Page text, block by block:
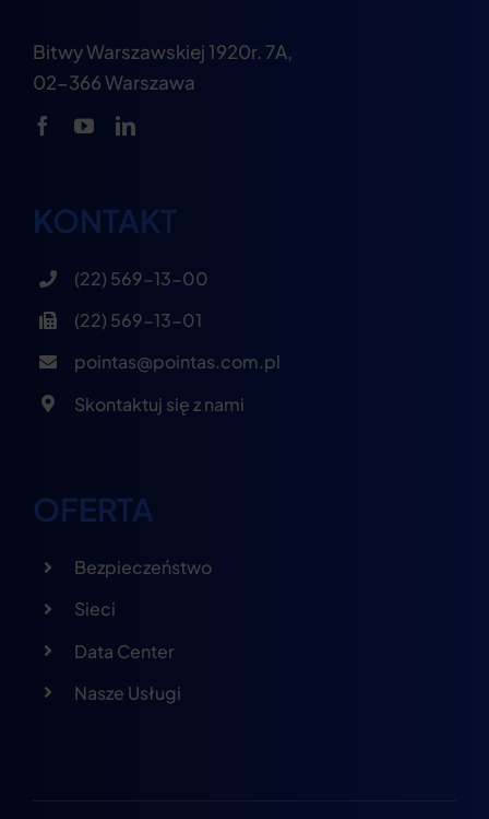
Bitwy Warszawskiej 1920r. 7A,
02-366 Warszawa
KONTAKT
(22) 569-13-00
(22) 569-13-01
pointas@pointas.com.pl
Skontaktuj się z nami
OFERTA
Bezpieczeństwo
Sieci
Data Center
Nasze Usługi